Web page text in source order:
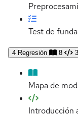
Test de
4 Regresión 8 3
Mapa de
Introducción